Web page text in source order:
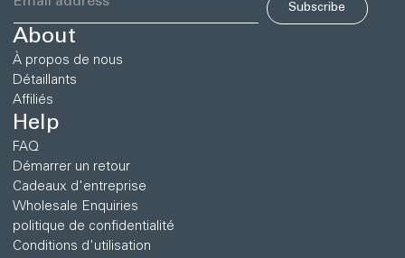
Subscribe
About
À propos de nous
Détaillants
Affiliés
Help
FAQ
Démarrer un retour
Cadeaux d'entreprise
Wholesale Enquiries
politique de confidentialité
Conditions d'utilisation